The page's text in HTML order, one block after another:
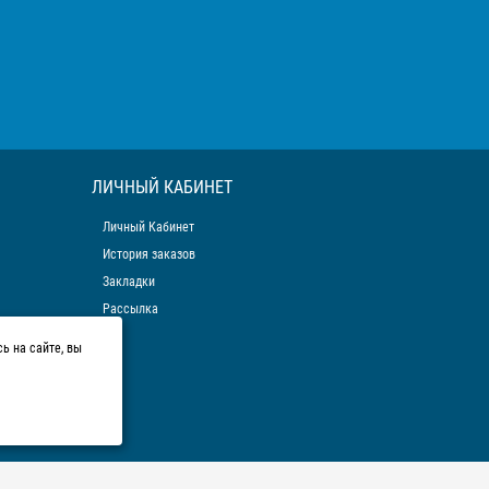
ЛИЧНЫЙ КАБИНЕТ
Личный Кабинет
История заказов
Закладки
Рассылка
на сайте, вы